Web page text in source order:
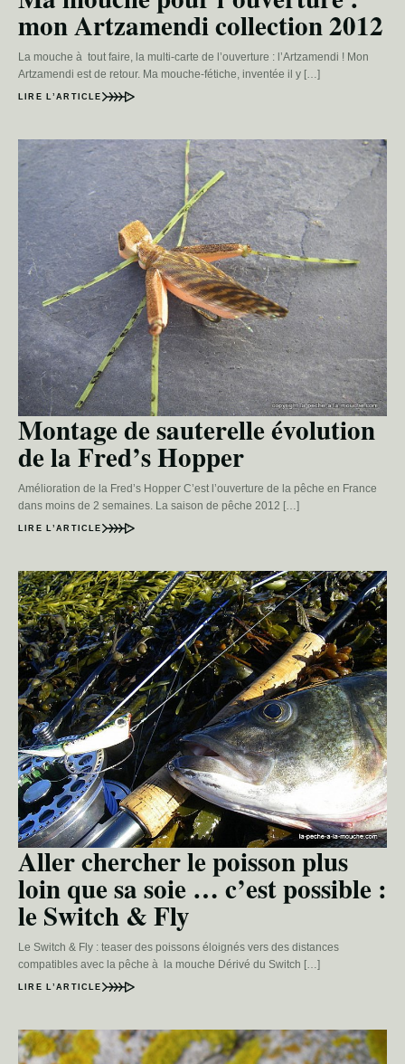
mon Artzamendi collection 2012
La mouche à tout faire, la multi-carte de l’ouverture : l’Artzamendi ! Mon
Artzamendi est de retour. Ma mouche-fétiche, inventée il y […]
LIRE L’ARTICLE
Montage de sauterelle évolution
de la Fred’s Hopper
Amélioration de la Fred’s Hopper C’est l’ouverture de la pêche en France
dans moins de 2 semaines. La saison de pêche 2012 […]
LIRE L’ARTICLE
Aller chercher le poisson plus
loin que sa soie … c’est possible :
le Switch & Fly
Le Switch & Fly : teaser des poissons éloignés vers des distances
compatibles avec la pêche à la mouche Dérivé du Switch […]
LIRE L’ARTICLE